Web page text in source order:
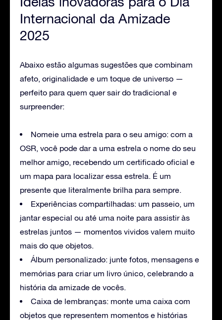
Internacional da Amizade
2025
Abaixo estão algumas sugestões que combinam
afeto, originalidade e um toque de universo —
perfeito para quem quer sair do tradicional e
surpreender:
Nomeie uma estrela para o seu amigo: com a
OSR, você pode dar a uma estrela o nome do seu
melhor amigo, recebendo um certificado oficial e
um mapa para localizar essa estrela. É um
presente que literalmente brilha para sempre.
Experiências compartilhadas: um passeio, um
jantar especial ou até uma noite para assistir às
estrelas juntos — momentos vividos valem muito
mais do que objetos.
Álbum personalizado: junte fotos, mensagens e
memórias para criar um livro único, celebrando a
história da amizade de vocês.
Caixa de lembranças: monte uma caixa com
objetos que representem momentos e histórias